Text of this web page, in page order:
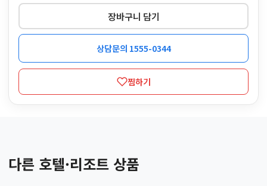
장바구니 담기
상담문의 1555-0344
찜하기
다른 호텔·리조트 상품